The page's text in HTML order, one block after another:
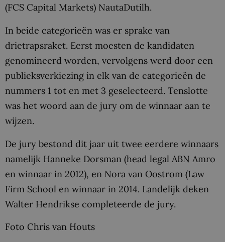
(FCS Capital Markets) NautaDutilh.
In beide categorieën was er sprake van
drietrapsraket. Eerst moesten de kandidaten
genomineerd worden, vervolgens werd door een
publieksverkiezing in elk van de categorieën de
nummers 1 tot en met 3 geselecteerd. Tenslotte
was het woord aan de jury om de winnaar aan te
wijzen.
De jury bestond dit jaar uit twee eerdere winnaars
namelijk Hanneke Dorsman (head legal ABN Amro
en winnaar in 2012), en Nora van Oostrom (Law
Firm School en winnaar in 2014. Landelijk deken
Walter Hendrikse completeerde de jury.
Foto Chris van Houts